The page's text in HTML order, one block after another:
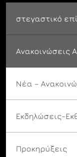
στεγαστικό
Ανακοινώσεις
Νέα –
Εκδηλώσεις-
Προκηρύξεις